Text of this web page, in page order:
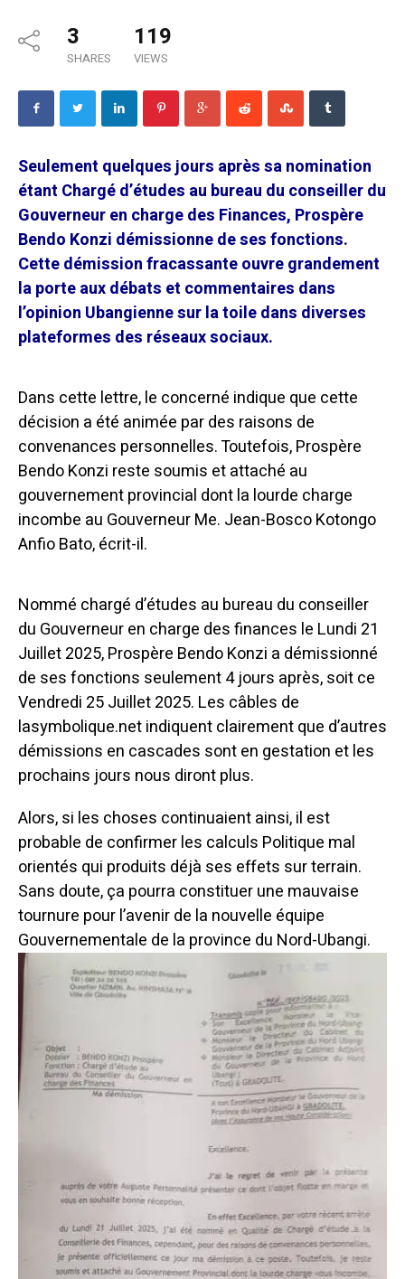
3
SHARES
119
VIEWS
Seulement quelques jours après sa nomination
étant Chargé d’études au bureau du conseiller du
Gouverneur en charge des Finances, Prospère
Bendo Konzi démissionne de ses fonctions.
Cette démission fracassante ouvre grandement
la porte aux débats et commentaires dans
l’opinion Ubangienne sur la toile dans diverses
plateformes des réseaux sociaux.
Dans cette lettre, le concerné indique que cette
décision a été animée par des raisons de
convenances personnelles. Toutefois, Prospère
Bendo Konzi reste soumis et attaché au
gouvernement provincial dont la lourde charge
incombe au Gouverneur Me. Jean-Bosco Kotongo
Anfio Bato, écrit-il.
Nommé chargé d’études au bureau du conseiller
du Gouverneur en charge des finances le Lundi 21
Juillet 2025, Prospère Bendo Konzi a démissionné
de ses fonctions seulement 4 jours après, soit ce
Vendredi 25 Juillet 2025. Les câbles de
lasymbolique.net indiquent clairement que d’autres
démissions en cascades sont en gestation et les
prochains jours nous diront plus.
Alors, si les choses continuaient ainsi, il est
probable de confirmer les calculs Politique mal
orientés qui produits déjà ses effets sur terrain.
Sans doute, ça pourra constituer une mauvaise
tournure pour l’avenir de la nouvelle équipe
Gouvernementale de la province du Nord-Ubangi.